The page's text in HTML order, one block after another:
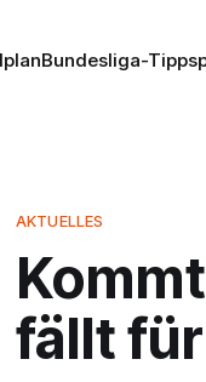
Bundesliga-
AKTUELLES
fällt